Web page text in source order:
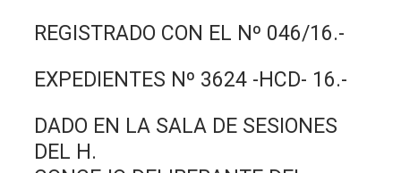
REGISTRADO CON EL Nº 046/16.-
EXPEDIENTES Nº 3624 -HCD- 16.-
DADO EN LA SALA DE SESIONES
DEL H.